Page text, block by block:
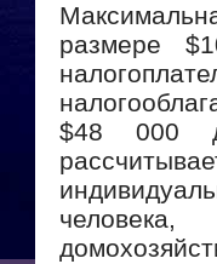
размере
$48 000